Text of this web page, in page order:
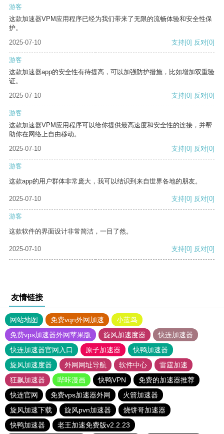
游客
这款加速器VPM应用程序已经为我们带来了无限的流畅体验和安全性保
护。
2025-07-10
支持[0] 反对[0]
游客
这款加速器app的安全性有待提高，可以加强防护措施，比如增加双重验
证。
2025-07-10
支持[0] 反对[0]
游客
这款加速器VPM应用程序可以给你提供最高速度和安全性的连接，并帮
助你在网络上自由移动。
2025-07-10
支持[0] 反对[0]
游客
这款app的用户群体非常庞大，我可以结识到来自世界各地的朋友。
2025-07-10 支持[0] 反对[0]
游客
这款软件的界面设计非常简洁，一目了然。
2025-07-10 支持[0] 反对[0]
友情链接
网站地图 免费vqn外网加速
小蓝鸟
免费vps加速器外网苹果版
旋风加速度器
快连加速器
快连加速器官网入口
原子加速器
快鸭加速器
旋风加速度器
外网网址导航 软件中心
雷霆加速
狂飙加速器
哔咔漫画 快鸭VPN
免费的加速器推荐
快连官网
免费vps加速器外网
火箭加速器
旋风加速下载
旋风pvn加速器
烧饼哥加速器
快鸭加速器
老王加速免费版v2.2.23